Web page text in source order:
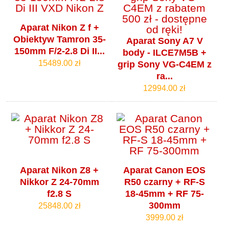
Aparat Nikon Z f +
Obiektyw Tamron 35-
150mm F/2-2.8 Di II...
15489.00 zł
Aparat Sony A7 V
body - ILCE7M5B +
grip Sony VG-C4EM z
ra...
12994.00 zł
Aparat Nikon Z8 +
Nikkor Z 24-70mm
f2.8 S
25848.00 zł
Aparat Canon EOS
R50 czarny + RF-S
18-45mm + RF 75-
300mm
3999.00 zł